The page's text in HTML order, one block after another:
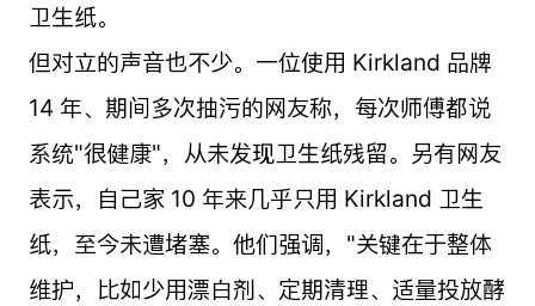
卫生纸。
但对立的声音也不少。一位使用 Kirkland 品牌
14 年、期间多次抽污的网友称，每次师傅都说
系统"很健康"，从未发现卫生纸残留。另有网友
表示，自己家 10 年来几乎只用 Kirkland 卫生
纸，至今未遭堵塞。他们强调，"关键在于整体
维护，比如少用漂白剂、定期清理、适量投放酵